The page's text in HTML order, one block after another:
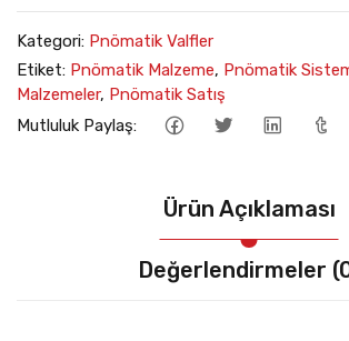
Kategori: Pnömatik Valfler
Etiket: Pnömatik Malzeme, Pnömatik
Malzemeler, Pnömatik Satış
Mutluluk Paylaş:
Ürün Açıklaması
Değerlendirmeler